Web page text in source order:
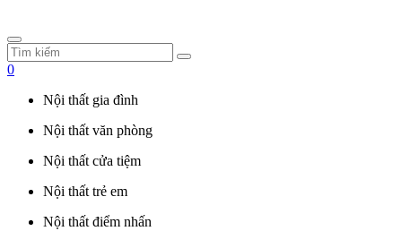
0
Nội thất gia đình
Nội thất văn phòng
Nội thất cửa tiệm
Nội thất trẻ em
Nội thất điểm nhấn